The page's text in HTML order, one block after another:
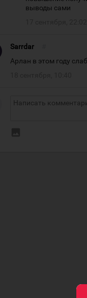
выводы сами
Sarrdar
Арлан в этом году